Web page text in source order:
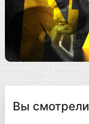
Вы смотрели